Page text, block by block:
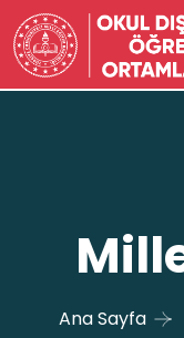
Ana Sayfa